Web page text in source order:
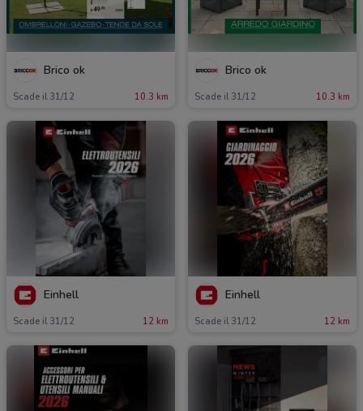
Brico ok
Scade il 31/12 10.3 km
Brico ok
Scade il 31/12 10.3 km
Einhell
Scade il 31/12 12 km
Einhell
Scade il 31/12 12 km